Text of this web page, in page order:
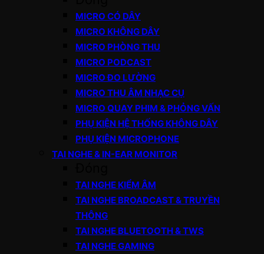
MICRO CÓ DÂY
MICRO KHÔNG DÂY
MICRO PHÒNG THU
MICRO PODCAST
MICRO ĐO LƯỜNG
MICRO THU ÂM NHẠC CỤ
MICRO QUAY PHIM & PHỎNG VẤN
PHỤ KIỆN HỆ THỐNG KHÔNG DÂY
PHỤ KIỆN MICROPHONE
TAI NGHE & IN-EAR MONITOR
TAI NGHE KIỂM ÂM
TAI NGHE BROADCAST & TRUYỀN
THÔNG
TAI NGHE BLUETOOTH & TWS
TAI NGHE GAMING